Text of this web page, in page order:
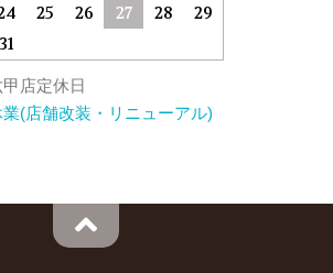
25 26 27 28
29
31
甲店定休日
業(店舗改装・リニューアル)